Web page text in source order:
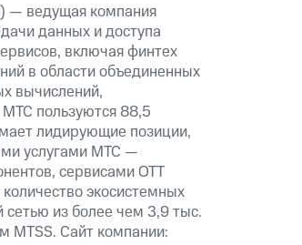
— ведущая компания
данных и доступа
включая финтех
в области объединенных
вычислений,
МТС пользуются 88,5
лидирующие позиции,
услугами МТС —
сервисами OTT
экосистемных
сетью из более чем 3,9 тыс.
MTSS. Сайт компании: